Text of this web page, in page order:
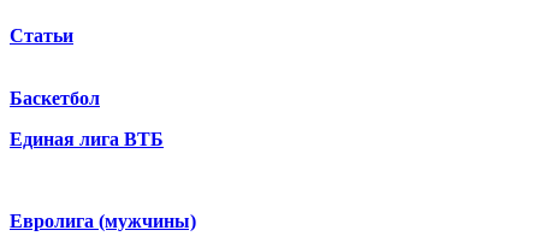
Статьи
Баскетбол
Единая лига ВТБ
Евролига (мужчины)